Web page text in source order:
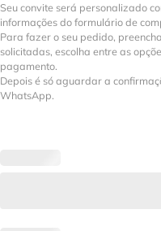
Seu convite será personalizado
informações do formulário de
Para fazer o seu pedido,
solicitadas, escolha entre as
pagamento.
Depois é só aguardar a
WhatsApp.